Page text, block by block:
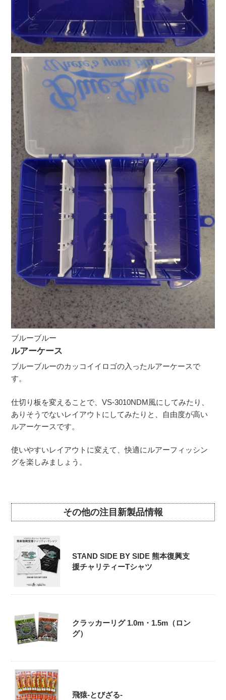
ブルーブルー
ルアーケース
ブルーブルーのカッコイイロゴの入ったルアーケースで
す。
仕切り板を変えることで、VS-3010NDM風にしてみたり、
ありそうでないレイアウトにしてみたりと、自由度が高い
ルアーケースです。
使いやすいレイアウトに変えて、快適にルアーフィッシン
グを楽しみましょう。
その他の注目新製品情報
STAND SIDE BY SIDE 熊本復興支
援チャリティーTシャツ
クラッカーリグ 1.0m・1.5m（ロン
グ）
飛猿-とびざる-